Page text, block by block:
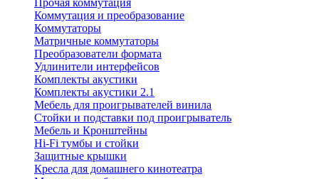
Прочая коммутация
Коммутация и преобразование
Коммутаторы
Матричные коммутаторы
Преобразователи формата
Удлинители интерфейсов
Комплекты акустики
Комплекты акустики 2.1
Мебель для проигрывателей винила
Стойки и подставки под проигрыватель
Мебель и Кронштейны
Hi-Fi тумбы и стойки
Защитные крышки
Кресла для домашнего кинотеатра